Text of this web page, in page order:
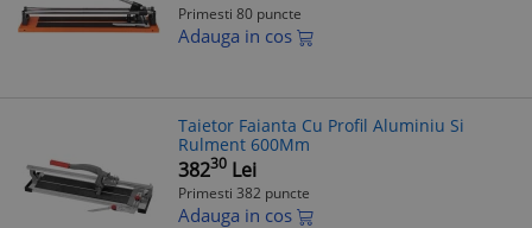
Primesti 80 puncte
Adauga in cos
Taietor Faianta Cu Profil Aluminiu Si
Rulment 600Mm
38230 Lei
Primesti 382 puncte
Adauga in cos